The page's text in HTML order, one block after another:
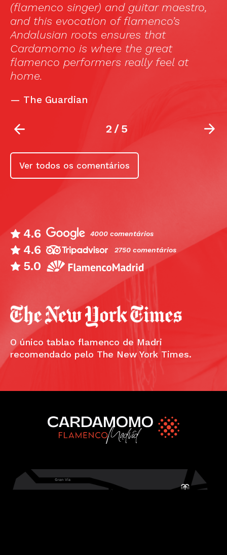
that it was everything I always
imagined and even more.
—Marina Kuperman,
3/5
Ver todos os comentários
4.6 4000 comentários
4.6 2750 comentários
5.0
O único tablao flamenco de Madri
recomendado pelo The New York Times.